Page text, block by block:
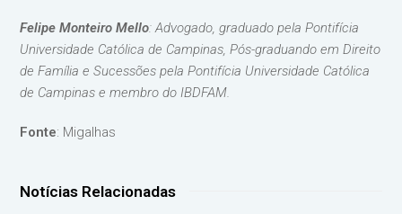
Felipe Monteiro Mello: Advogado, graduado pela Pontifícia
Universidade Católica de Campinas, Pós-graduando em Direito
de Família e Sucessões pela Pontifícia Universidade Católica
de Campinas e membro do IBDFAM.
Fonte: Migalhas
Notícias Relacionadas